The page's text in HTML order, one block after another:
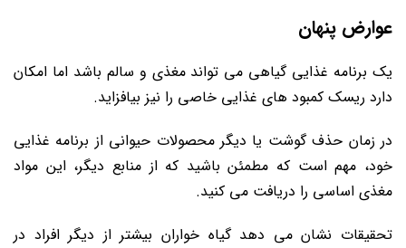
عوارض پنهان
یک برنامه غذایی گیاهی می ‌تواند مغذی و سالم باشد اما امکان
دارد ریسک کمبود های غذایی خاصی را نیز بیافزاید.
در زمان حذف گوشت یا دیگر محصولات حیوانی از برنامه غذایی
خود، مهم است که مطمئن باشید که از منابع دیگر، این مواد
مغذی اساسی را دریافت می کنید.
تحقیقات نشان می ‌دهد گیاه خواران بیشتر از دیگر افراد در